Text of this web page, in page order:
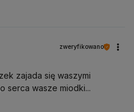
zweryfikowano
zajada się waszymi
serca wasze miodki...